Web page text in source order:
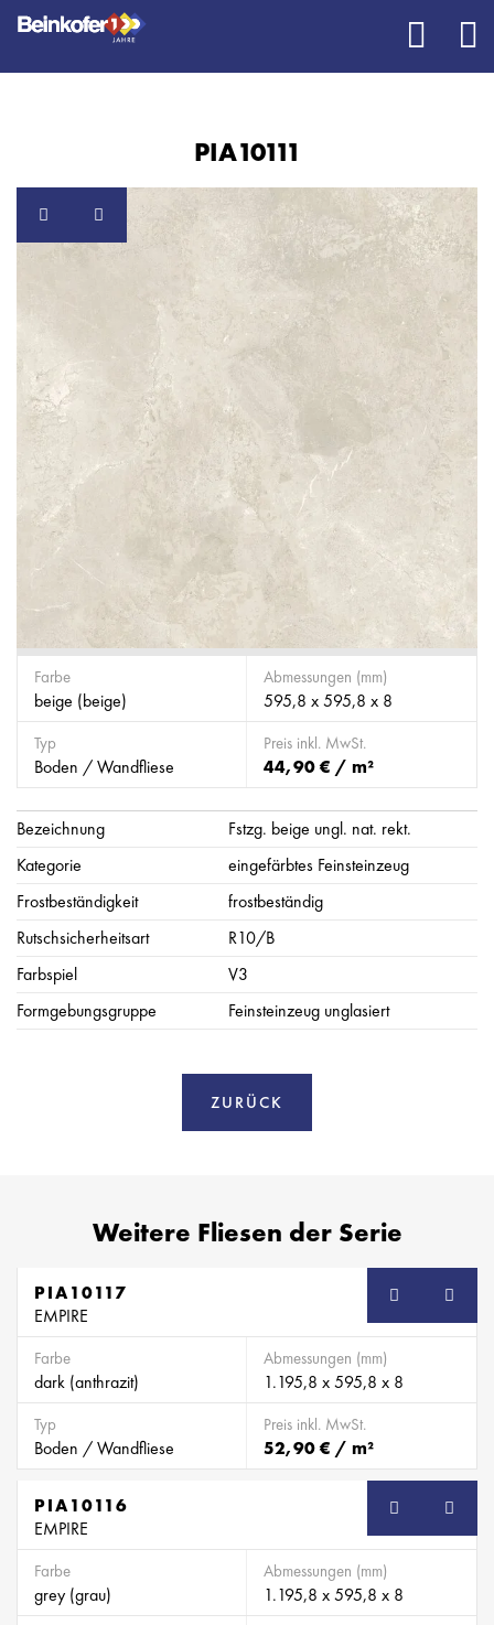
PIA10111
Farbe
beige (beige)
Abmessungen (mm)
595,8 x 595,8 x 8
Typ
Boden / Wandfliese
Preis inkl. MwSt.
44,90 € / m²
Bezeichnung
Fstzg. beige ungl. nat. rekt.
Kategorie
eingefärbtes Feinsteinzeug
Frostbeständigkeit
frostbeständig
Rutschsicherheitsart
R10/B
Farbspiel
V3
Formgebungsgruppe
Feinsteinzeug unglasiert
ZURÜCK
Weitere Fliesen der Serie
PIA10117
EMPIRE
Farbe
dark (anthrazit)
Abmessungen (mm)
1.195,8 x 595,8 x 8
Typ
Boden / Wandfliese
Preis inkl. MwSt.
52,90 € / m²
PIA10116
EMPIRE
Farbe
grey (grau)
Abmessungen (mm)
1.195,8 x 595,8 x 8